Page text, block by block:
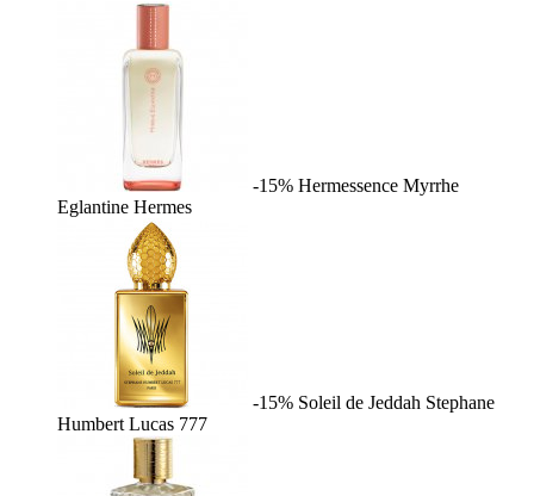
-15% Hermessence Myrrhe
Eglantine Hermes
-15% Soleil de Jeddah Stephane
Humbert Lucas 777